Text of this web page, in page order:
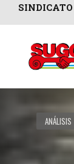
ANÁLISIS